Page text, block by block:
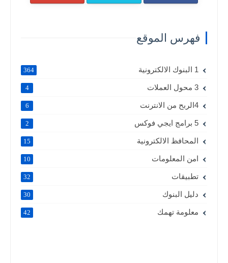
فهرس الموقع
1 البنوك الالكترونية 364
3 محول العملات 4
4الربح من الانترنت 6
5 برامج ايجي فوكس 2
المحافظ الالكترونية 15
امن المعلومات 10
تطبيقات 32
دليل البنوك 30
معلومة تهمك 42